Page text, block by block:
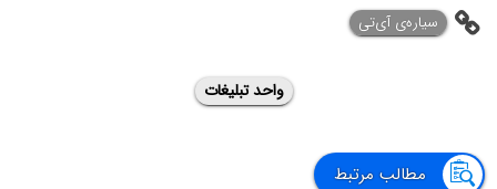
‌سیاره‌ی آی‌تی
واحد تبلیغات
مطالب مرتبط